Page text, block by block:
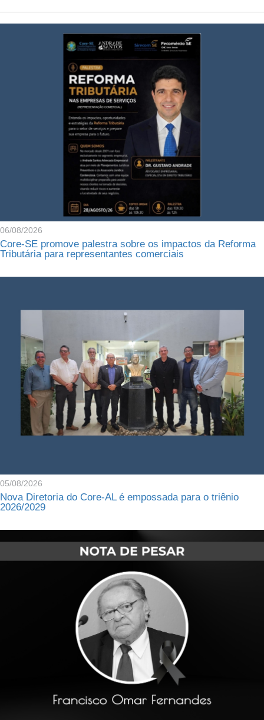
06/08/2026
Core-SE promove palestra sobre os impactos da Reforma
Tributária para representantes comerciais
05/08/2026
Nova Diretoria do Core-AL é empossada para o triênio
2026/2029